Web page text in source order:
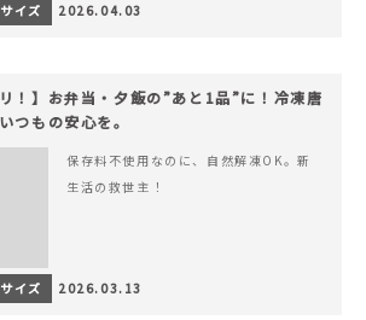
イズ 2026.04.03
！】お弁当・夕飯の”あと1品”に！冷凍唐
つもの安心を。
保存料不使用なのに、自然解凍OK。新
生活の救世主！
イズ 2026.03.13